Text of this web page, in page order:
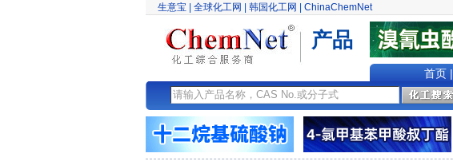
生意宝 全球化工网 韩国化工网 ChinaChemNet
产品
首页|